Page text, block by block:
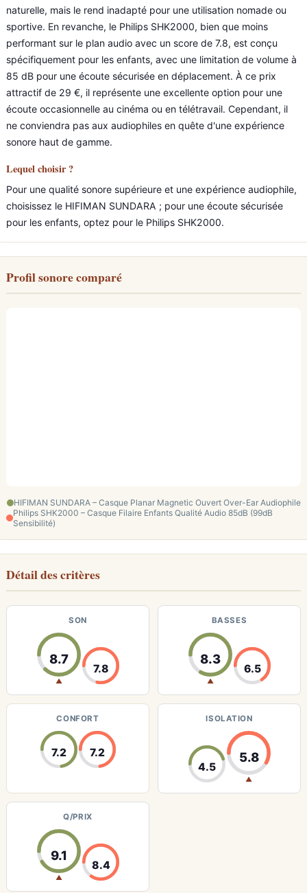
naturelle, mais le rend inadapté pour une utilisation nomade ou
sportive. En revanche, le Philips SHK2000, bien que moins
performant sur le plan audio avec un score de 7.8, est conçu
spécifiquement pour les enfants, avec une limitation de volume à
85 dB pour une écoute sécurisée en déplacement. À ce prix
attractif de 29 €, il représente une excellente option pour une
écoute occasionnelle au cinéma ou en télétravail. Cependant, il
ne conviendra pas aux audiophiles en quête d'une expérience
sonore haut de gamme.
Lequel choisir ?
Pour une qualité sonore supérieure et une expérience audiophile,
choisissez le HIFIMAN SUNDARA ; pour une écoute sécurisée
pour les enfants, optez pour le Philips SHK2000.
Profil sonore comparé
HIFIMAN SUNDARA – Casque Planar Magnetic Ouvert Over-Ear Audiophile
Philips SHK2000 – Casque Filaire Enfants Qualité Audio 85dB (99dB
Sensibilité)
Détail des critères
SON
8.7
▲
7.8
BASSES
8.3
▲
6.5
CONFORT
7.2 7.2
ISOLATION
4.5
5.8
▲
Q/PRIX
9.1
▲
8.4